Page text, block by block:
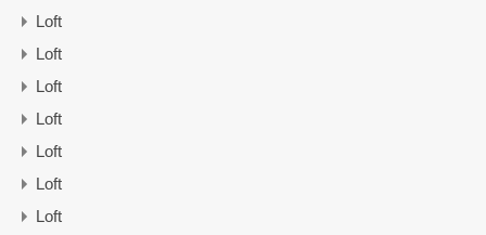
Loft
Loft
Loft
Loft
Loft
Loft
Loft